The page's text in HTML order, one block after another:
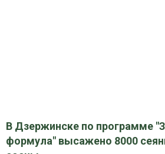
В Дзержинске по программе
формула" высажено 8000